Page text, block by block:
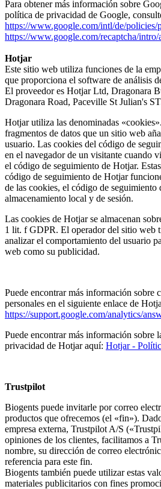
Para obtener más información sobre
política de privacidad de Google,
https://www.google.com/intl/de/policies/
https://www.google.com/recaptcha/
Hotjar
Este sitio web utiliza funciones de la
que proporciona el software de análisis
El proveedor es Hotjar Ltd, Dragonara
Dragonara Road, Paceville St Julian's
Hotjar utiliza las denominadas
fragmentos de datos que un sitio web
usuario. Las cookies del código de
en el navegador de un visitante cuando
el código de seguimiento de Hotjar.
código de seguimiento de Hotjar
de las cookies, el código de
almacenamiento local y de sesión.
Las cookies de Hotjar se almacenan
1 lit. f GDPR. El operador del sitio web
analizar el comportamiento del usuario
web como su publicidad.
Puede encontrar más información sobre
personales en el siguiente enlace de
https://support.google.com/analytics/
Puede encontrar más información sobre
privacidad de Hotjar aquí: Hotjar -
Trustpilot
Biogents puede invitarle por correo
productos que ofrecemos (el «fin»).
empresa externa, Trustpilot A/S
opiniones de los clientes, facilitamos a
nombre, su dirección de correo
referencia para este fin.
Biogents también puede utilizar estas
materiales publicitarios con fines